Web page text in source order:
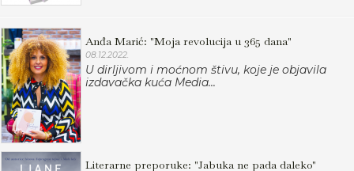
Anđa Marić: "Moja revolucija u 365 dana"
08.12.2022.
U dirljivom i moćnom štivu, koje je objavila
izdavačka kuća Media...
Literarne preporuke: "Jabuka ne pada daleko"